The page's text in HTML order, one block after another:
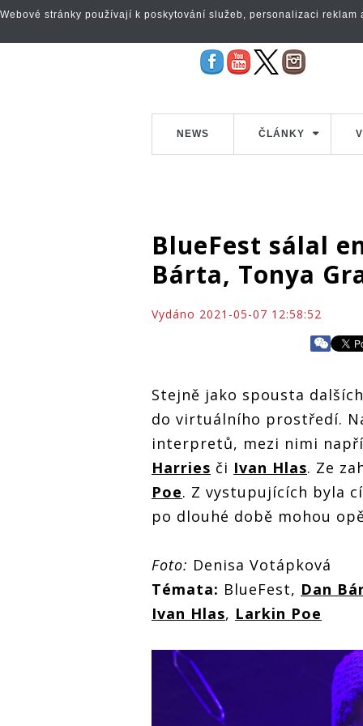
NEWS ČLÁNKY
BlueFest sálal
Bárta, Tonya
Vydáno 2021-05-07 12:58:52
Stejně jako spousta
do virtuálního prostředí.
interpretů, mezi nimi
Harries či Ivan Hlas. Ze
Poe. Z vystupujících byla
po dlouhé době mohou
Foto: Denisa Votápková
Témata: BlueFest, Dan
Ivan Hlas, Larkin Poe
Webové stránky používají k poskytování služeb, personalizaci